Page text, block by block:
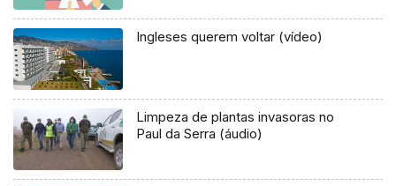
Ingleses querem voltar (vídeo)
Limpeza de plantas invasoras no
Paul da Serra (áudio)